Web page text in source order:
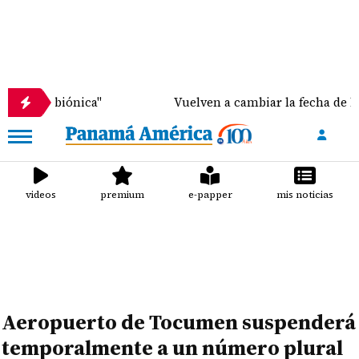
Vuelven a cambiar la fecha de liberación de
videos premium e-papper mis noticias
Aeropuerto de Tocumen suspenderá
temporalmente a un número plural